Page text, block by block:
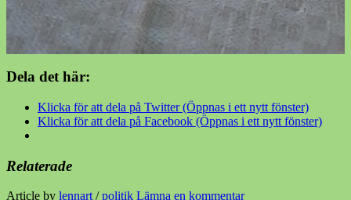
Dela det här:
Klicka för att dela på Twitter (Öppnas i ett nytt fönster)
Klicka för att dela på Facebook (Öppnas i ett nytt fönster)
Relaterade
Article by lennart /politik Lämna en kommentar